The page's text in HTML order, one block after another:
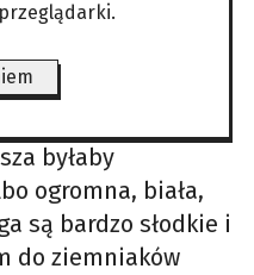
zębów. Końcówki
w
kawałek
w
byłaby
ogromna, biała,
są bardzo słodkie i
do ziemniaków